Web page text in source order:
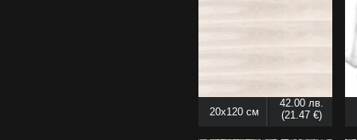
20x120 см
42.00 лв.
(21.47 €)